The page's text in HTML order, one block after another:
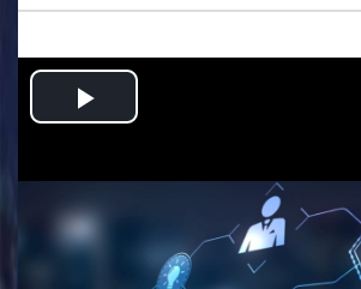
Play
Video